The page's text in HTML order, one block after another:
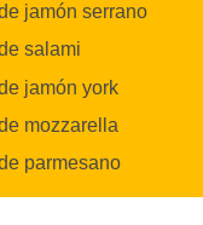
jamón serrano
salami
jamón york
mozzarella
parmesano